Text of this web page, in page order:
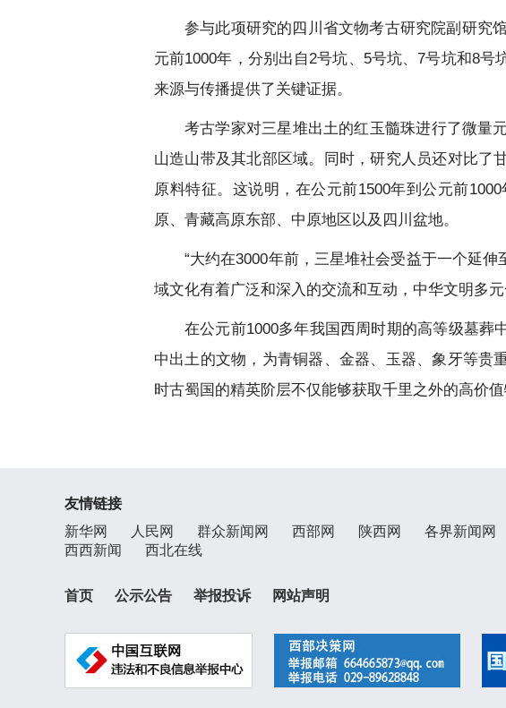
参与此项研究的四川省文物考古研究院副研究
元前1000年，分别出自2号坑、5号坑、7号坑和8
来源与传播提供了关键证据。
考古学家对三星堆出土的红玉髓珠进行了微量
山造山带及其北部区域。同时，研究人员还对比了
原料特征。这说明，在公元前1500年到公元前
原、青藏高原东部、中原地区以及四川盆地。
“大约在3000年前，三星堆社会受益于一个延
域文化有着广泛和深入的交流和互动，中华文明多
在公元前1000多年我国西周时期的高等级墓葬
中出土的文物，为青铜器、金器、玉器、象牙等贵
时古蜀国的精英阶层不仅能够获取千里之外的高价
友情链接
新华网
人民网 群众新闻网 西部网 陕西网 各界新闻网
西西新闻
西北在线
首页 公示公告 举报投诉 网站声明